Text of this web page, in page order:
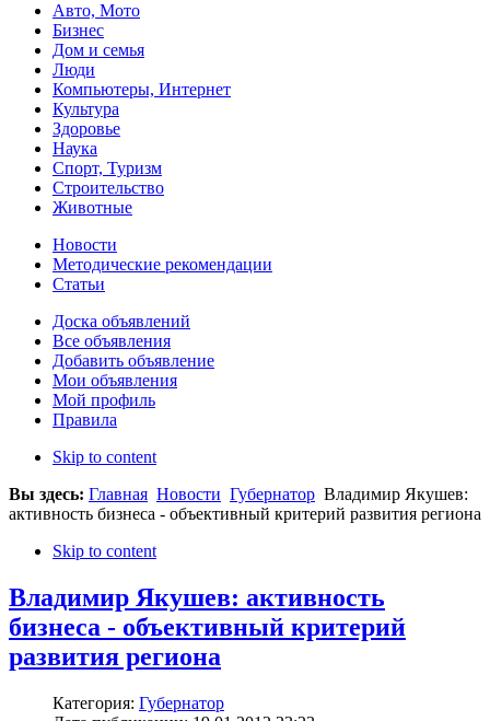
Авто, Мото
Бизнес
Дом и семья
Люди
Компьютеры, Интернет
Культура
Здоровье
Наука
Спорт, Туризм
Строительство
Животные
Новости
Методические рекомендации
Статьи
Доска объявлений
Все объявления
Добавить объявление
Мои объявления
Мой профиль
Правила
Skip to content
Вы здесь: Главная Новости Губернатор Владимир Якушев:
активность бизнеса - объективный критерий развития региона
Skip to content
Владимир Якушев: активность
бизнеса - объективный критерий
развития региона
Категория: Губернатор